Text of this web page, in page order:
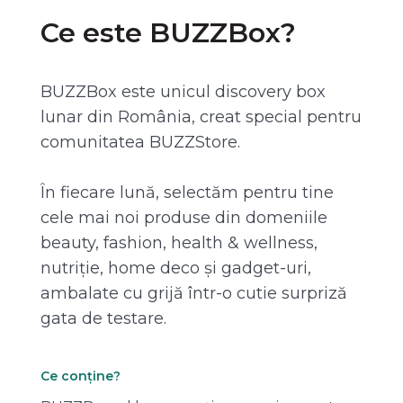
Ce este BUZZBox?
BUZZBox este unicul discovery box
lunar din România, creat special pentru
comunitatea BUZZStore.
În fiecare lună, selectăm pentru tine
cele mai noi produse din domeniile
beauty, fashion, health & wellness,
nutriție, home deco și gadget-uri,
ambalate cu grijă într-o cutie surpriză
gata de testare.
Ce conține?